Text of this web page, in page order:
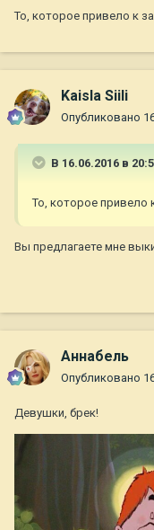
То, которое привело к
Kaisla Siili
Опубликовано
В 16.06.2016 в
То, которое привело
Вы предлагаете мне
Aннaбель
Опубликовано
Девушки, брек!